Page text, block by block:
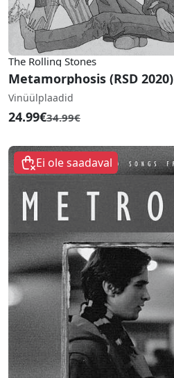
The Rolling Stones
Metamorphosis (RSD 2020)
Vinüülplaadid
24.99€34.99€
Ei ole saadaval